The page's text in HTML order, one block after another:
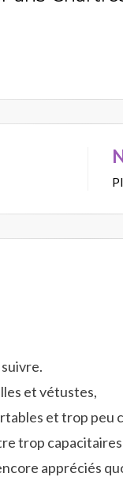
et vétustes,
et trop peu
trop
appréciés